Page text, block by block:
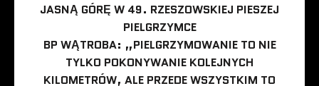
JASNĄ GÓRĘ W 49. RZESZOWSKIEJ PIESZEJ
PIELGRZYMCE
BP WĄTROBA: „PIELGRZYMOWANIE TO NIE
TYLKO POKONYWANIE KOLEJNYCH
KILOMETRÓW, ALE PRZEDE WSZYSTKIM TO